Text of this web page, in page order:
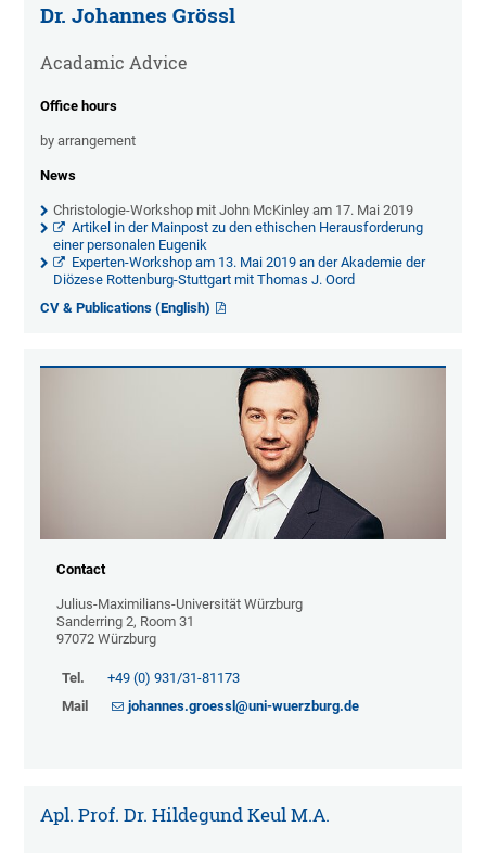
Dr. Johannes Grössl
Acadamic Advice
Office hours
by arrangement
News
Christologie-Workshop mit John McKinley am 17. Mai 2019
Artikel in der Mainpost zu den ethischen Herausforderung
einer personalen Eugenik
Experten-Workshop am 13. Mai 2019 an der Akademie der
Diözese Rottenburg-Stuttgart mit Thomas J. Oord
CV & Publications (English)
Contact
Julius-Maximilians-Universität Würzburg
Sanderring 2, Room 31
97072 Würzburg
Tel.
+49 (0) 931/31-81173
Mail
johannes.groessl@uni-wuerzburg.de
Apl. Prof. Dr. Hildegund Keul M.A.